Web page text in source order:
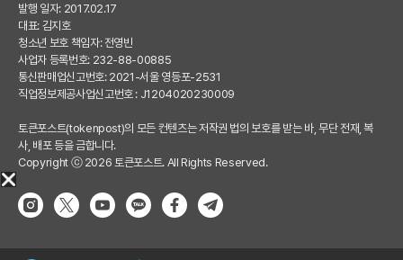
발행 일자: 2017.02.17
대표: 김지호
청소년 보호 책임자: 전영빈
사업자 등록번호: 232-88-00885
통신판매업신고번호: 2021-서울 영등포-2531
직업정보제공사업신고번호 : J1204020230009
토큰포스트(tokenpost)의 모든 컨텐츠는 저작권 법의 보호를 받는 바, 무단 전재, 복
사, 배포 등을 금합니다.
Copyright ⓒ 2026 토큰포스트. All Rights Reserved.